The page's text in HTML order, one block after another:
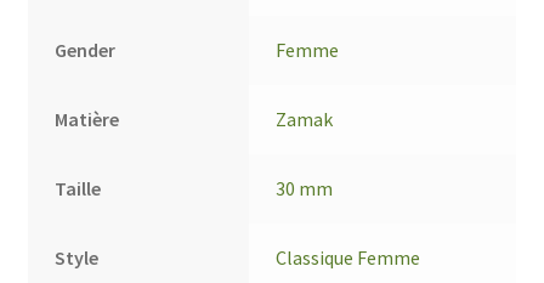
Gender Femme
Matière Zamak
Taille 30 mm
Style Classique Femme